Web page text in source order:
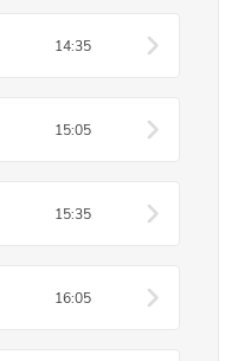
14:35
15:05
15:35
16:05